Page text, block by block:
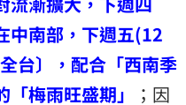
中南部，下週五(12
台〕，配合「西南季
梅雨旺盛期」
；因